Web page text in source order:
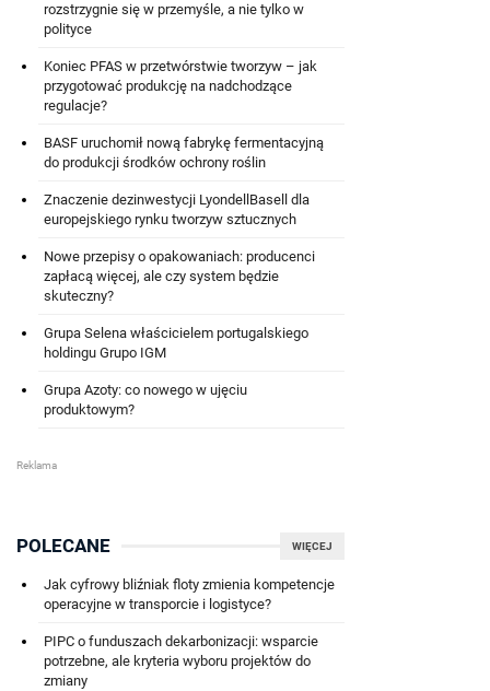
rozstrzygnie się w przemyśle, a nie tylko w
polityce
Koniec PFAS w przetwórstwie tworzyw – jak
przygotować produkcję na nadchodzące
regulacje?
BASF uruchomił nową fabrykę fermentacyjną
do produkcji środków ochrony roślin
Znaczenie dezinwestycji LyondellBasell dla
europejskiego rynku tworzyw sztucznych
Nowe przepisy o opakowaniach: producenci
zapłacą więcej, ale czy system będzie
skuteczny?
Grupa Selena właścicielem portugalskiego
holdingu Grupo IGM
Grupa Azoty: co nowego w ujęciu
produktowym?
WIĘCEJ
POLECANE
Jak cyfrowy bliźniak floty zmienia kompetencje
operacyjne w transporcie i logistyce?
PIPC o funduszach dekarbonizacji: wsparcie
potrzebne, ale kryteria wyboru projektów do
zmiany